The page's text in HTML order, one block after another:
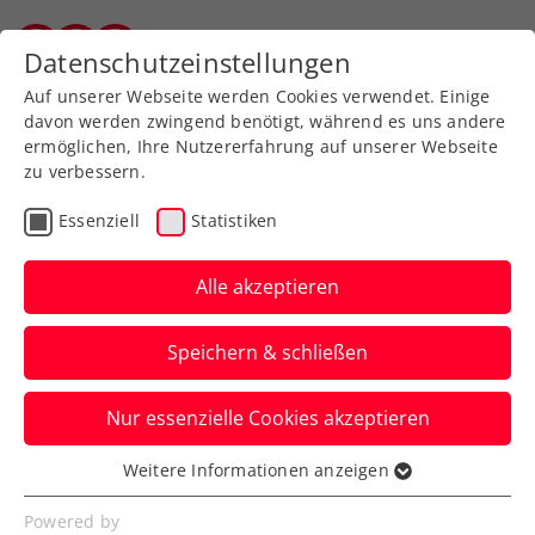
Zurück zur Newsübersicht
Davis Cup
3:2-Sieg in Japan! Happy
End für KURIER Austria
Davis Cup Team
Jurij Rodionov und Lukas Neumayer
führen die ÖTV-Herren in Tokio mit ihren
Erfolgen in die nächste Runde.
Verfasst von: Manuel Wachta, 07.02.2026
Datenschutzeinstellungen
Auf unserer Webseite werden Cookies verwendet. Einige
davon werden zwingend benötigt, während es uns andere
ermöglichen, Ihre Nutzererfahrung auf unserer Webseite
zu verbessern.
Essenziell Statistiken
Alle akzeptieren
Speichern & schließen
Nur essenzielle Cookies akzeptieren
Essenziell
Essenzielle Cookies werden für grundlegende
Weitere Informationen anzeigen
Powered by